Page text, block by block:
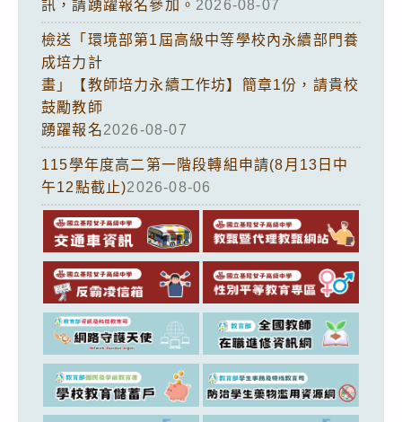
訊，請踴躍報名參加。 2026-08-07
檢送「環境部第1屆高級中等學校內永續部門養
成培力計
畫」【教師培力永續工作坊】簡章1份，請貴校
鼓勵教師
踴躍報名2026-08-07
115學年度高二第一階段轉組申請(8月13日中
午12點截止)2026-08-06